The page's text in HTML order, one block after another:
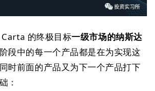
的终极目标一级市场的纳斯达
段中的每一个产品都是在为实现这
时前面的产品又为下一个产品打下
：